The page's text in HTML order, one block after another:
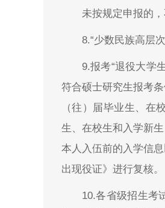
未按规定申报的
8.“少数民族高层
9.报考“退役大学
符合硕士研究生报考
（往）届毕业生、在
生、在校生和入学新
本人入伍前的入学信
出现役证》进行复核。
10.各省级招生考